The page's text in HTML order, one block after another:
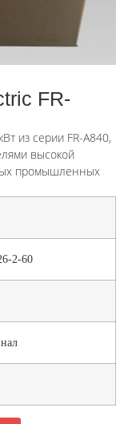
FR-
из серии FR-A840,
высокой
промышленных
2-60